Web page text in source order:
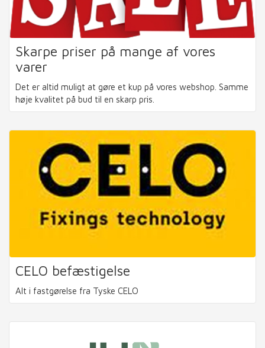
Skarpe priser på mange af vores
varer
Det er altid muligt at gøre et kup på vores webshop. Samme
høje kvalitet på bud til en skarp pris.
CELO befæstigelse
Alt i fastgørelse fra Tyske CELO